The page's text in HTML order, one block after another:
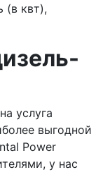
(в квт),
услуга
выгодной
Power
у нас